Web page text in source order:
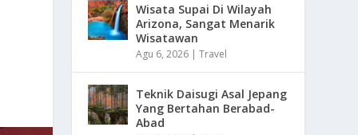
Wisata Supai Di Wilayah
Arizona, Sangat Menarik
Wisatawan
Agu 6, 2026 |Travel
Teknik Daisugi Asal Jepang
Yang Bertahan Berabad-
Abad